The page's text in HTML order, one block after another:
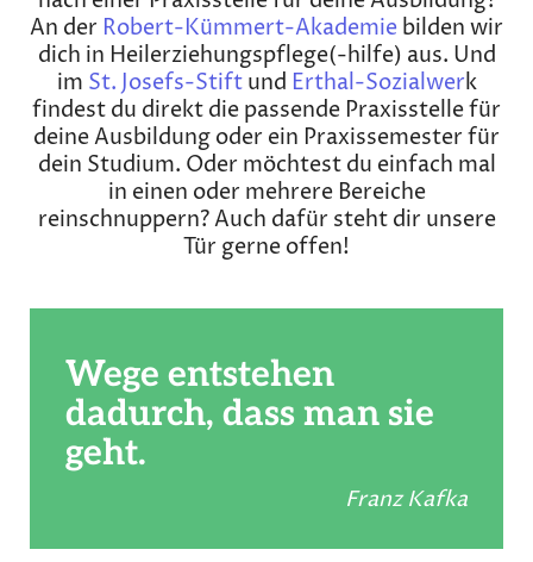
An der Robert-Kümmert-Akademie bilden wir
dich in Heilerziehungspflege(-hilfe) aus. Und
im St. Josefs-Stiftund Erthal-Sozialwerk
findest du direkt die passende Praxisstelle für
deine Ausbildung oder ein Praxissemester für
dein Studium. Oder möchtest du einfach mal
in einen oder mehrere Bereiche
reinschnuppern? Auch dafür steht dir unsere
Tür gerne offen!
Wege entstehen
dadurch, dass man sie
geht.
Franz Kafka